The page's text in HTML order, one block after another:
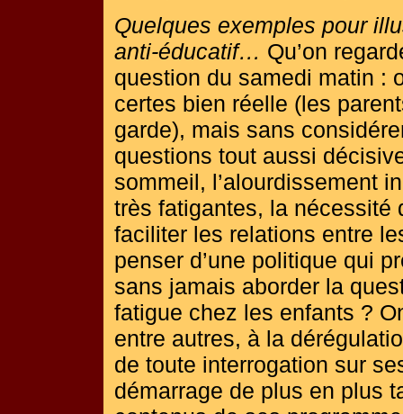
Quelques exemples pour
anti-éducatif… Qu’on
question du samedi matin :
certes bien réelle (les
garde), mais sans
questions tout aussi
sommeil, l’alourdissement
très fatigantes, la nécessité
faciliter les relations entre
penser d’une politique qui
sans jamais aborder la
fatigue chez les enfants ?
entre autres, à la
de toute interrogation sur
démarrage de plus en plus